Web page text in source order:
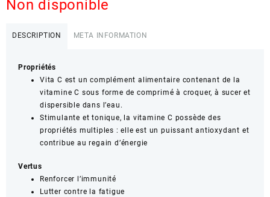
Non disponible
DESCRIPTION META INFORMATION
Propriétés
Vita C est un complément alimentaire contenant de la
vitamine C sous forme de comprimé à croquer, à sucer et
dispersible dans l’eau.
Stimulante et tonique, la vitamine C possède des
propriétés multiples : elle est un puissant antioxydant et
contribue au regain d’énergie
Vertus
Renforcer l’immunité
Lutter contre la fatigue